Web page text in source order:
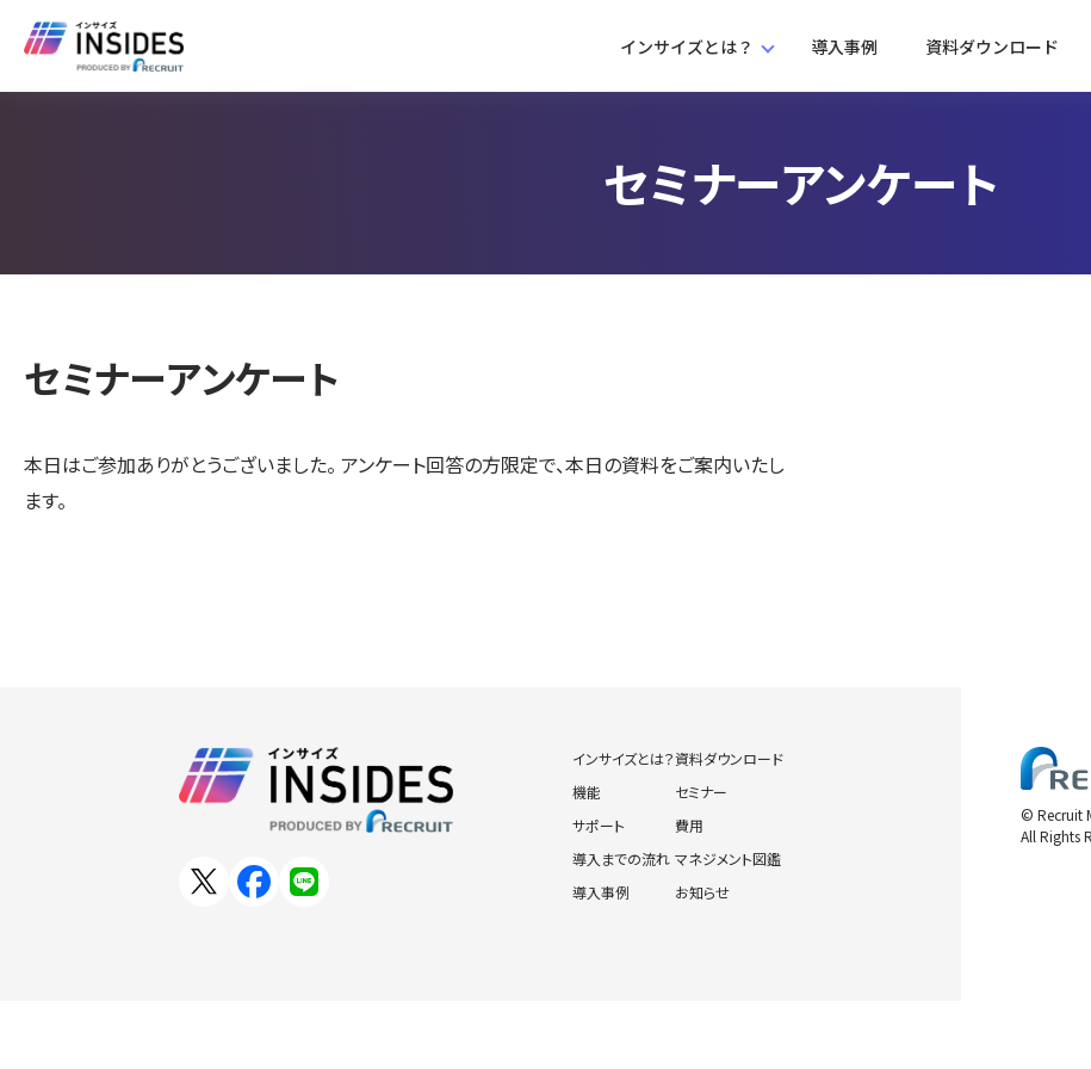
インサイズとは？ 導入事例 資料ダウンロード
セミナーアンケート
セミナーアンケート
本日はご参加ありがとうございました。 アンケート回答の方限定で、本日の資料をご案内いたし
ます。
インサイズとは？
機能
サポート
導入までの流れ
導入事例
資料ダウンロード
セミナー
費用
マネジメント図鑑
お知らせ
© Recruit
All Rights